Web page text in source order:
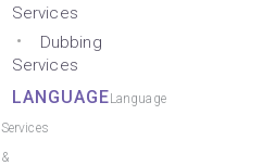
Services
Dubbing
Services
LANGUAGELanguage
Services
&